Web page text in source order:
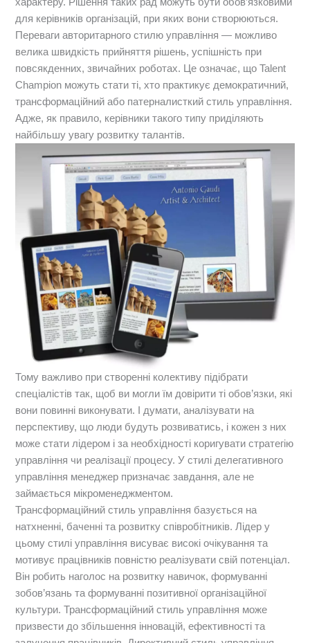
для керівників організацій, при яких вони створюються.
Переваги авторитарного стилю управління — можливо
велика швидкість прийняття рішень, успішність при
повсякденних, звичайних роботах. Це означає, що Talent
Champion можуть стати ті, хто практикує демократичний,
трансформаційний або патерналисткий стиль управління.
Адже, як правило, керівники такого типу приділяють
найбільшу увагу розвитку талантів.
Тому важливо при створенні колективу підібрати
спеціалістів так, щоб ви могли їм довірити ті обов’язки, які
вони повинні виконувати. І думати, аналізувати на
перспективу, що люди будуть розвиватись, і кожен з них
може стати лідером і за необхідності коригувати стратегію
управління чи реалізації процесу. У стилі делегативного
управління менеджер призначає завдання, але не
займається мікроменеджментом.
Трансформаційний стиль управління базується на
натхненні, баченні та розвитку співробітників. Лідер у
цьому стилі управління висуває високі очікування та
мотивує працівників повністю реалізувати свій потенціал.
Він робить наголос на розвитку навичок, формуванні
зобов’язань та формуванні позитивної організаційної
культури. Трансформаційний стиль управління може
призвести до збільшення інновацій, ефективності та